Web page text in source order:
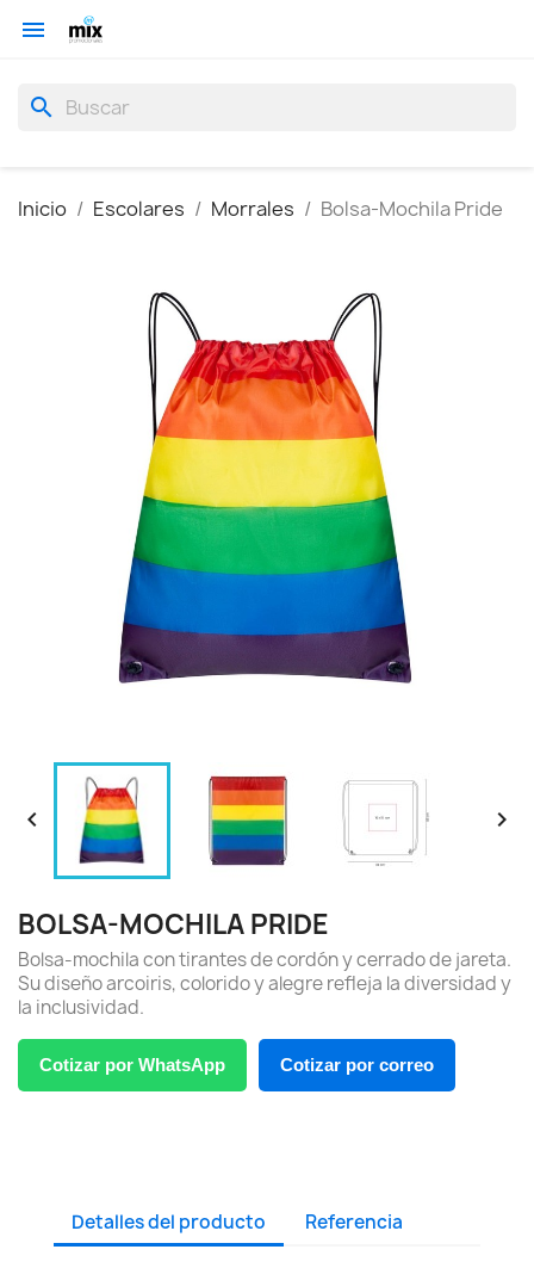

search
Inicio Escolares Morrales Bolsa-Mochila Pride
 
BOLSA-MOCHILA PRIDE
Bolsa-mochila con tirantes de cordón y cerrado de jareta.
Su diseño arcoiris, colorido y alegre refleja la diversidad y
la inclusividad.
Cotizar por WhatsApp Cotizar por correo
Detalles del producto Referencia